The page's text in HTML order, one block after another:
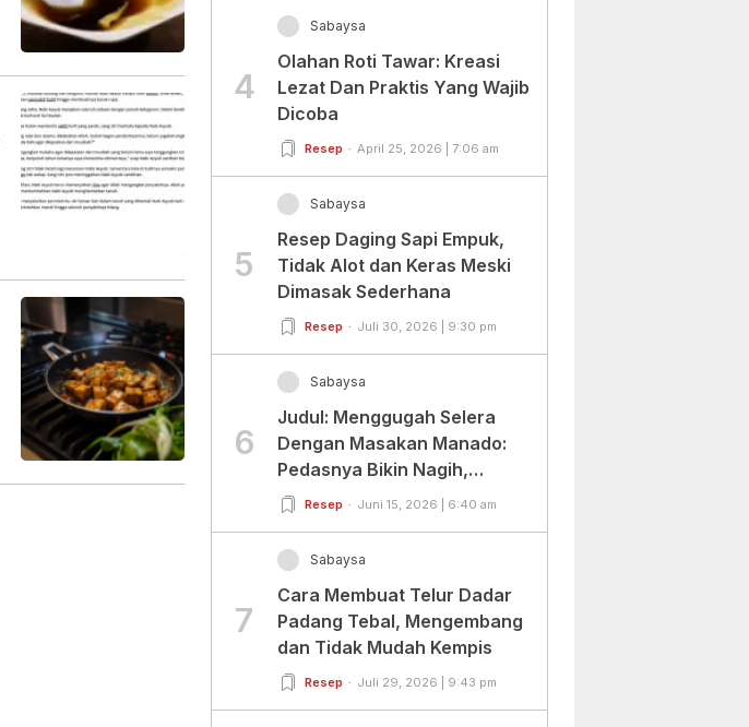
4
Sabaysa
Olahan Roti Tawar: Kreasi
Lezat Dan Praktis Yang Wajib
Dicoba
Resep April 25, 2026 | 7:06 am
5
Sabaysa
Resep Daging Sapi Empuk,
Tidak Alot dan Keras Meski
Dimasak Sederhana
Resep Juli 30, 2026 | 9:30 pm
6
Sabaysa
Judul: Menggugah Selera
Dengan Masakan Manado:
Pedasnya Bikin Nagih,
Ragamnya Bikin Ketagihan!
Resep Juni 15, 2026 | 6:40 am
7
Sabaysa
Cara Membuat Telur Dadar
Padang Tebal, Mengembang
dan Tidak Mudah Kempis
Resep Juli 29, 2026 | 9:43 pm